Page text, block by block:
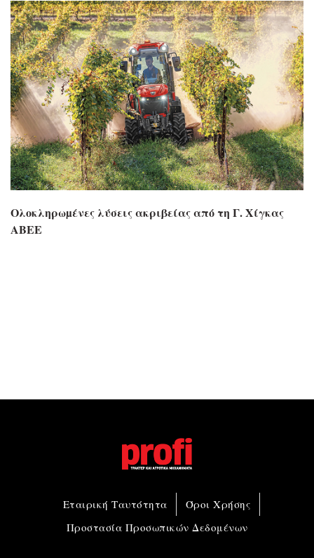
Ολοκληρωµένες λύσεις ακριβείας από τη Γ. Χίγκας
ΑΒΕΕ
Εταιρική Ταυτότητα
Όροι Χρήσης
Προστασία Προσωπικών Δεδομένων